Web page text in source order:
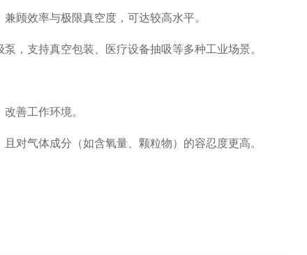
效率与极限真空度，可达较高水平。
支持真空包装、医疗设备抽吸等多种工业场景。
善工作环境。
气体成分（如含氧量、颗粒物）的容忍度更高。